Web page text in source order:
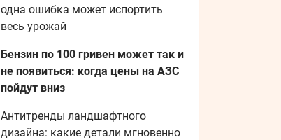
одна ошибка может испортить
весь урожай
Бензин по 100 гривен может так и
не появиться: когда цены на АЗС
пойдут вниз
Антитренды ландшафтного
дизайна: какие детали мгновенно